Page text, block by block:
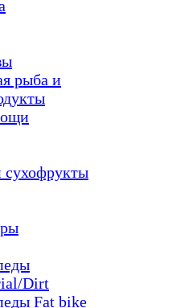
рыба и
сухофрукты
Dirt
Fat bike